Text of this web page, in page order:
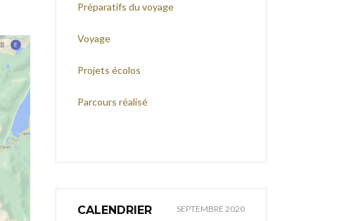
Préparatifs du voyage
Voyage
Projets écolos
Parcours réalisé
CALENDRIER SEPTEMBRE 2020